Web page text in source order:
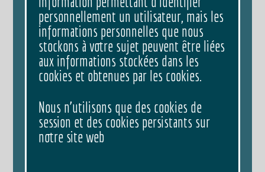
personnellement un utilisateur, mais les
informations personnelles que nous
stockons à votre sujet peuvent être liées
aux informations stockées dans les
cookies et obtenues par les cookies.
Nous n’utilisons que des cookies de
session et des cookies persistants sur
notre site web